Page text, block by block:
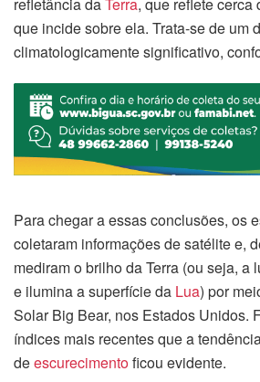
que incide sobre ela. Trata-se de um
climatologicamente significativo,
Para chegar a essas conclusões, os
coletaram informações de satélite e,
mediram o brilho da Terra (ou seja, a
e ilumina a superfície da Lua) por
Solar Big Bear, nos Estados Unidos.
índices mais recentes que a
deescurecimentoficou evidente.